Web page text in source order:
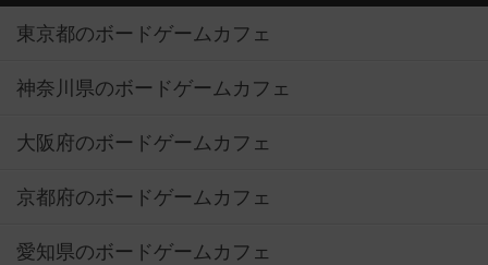
東京都のボードゲームカフェ
神奈川県のボードゲームカフェ
大阪府のボードゲームカフェ
京都府のボードゲームカフェ
愛知県のボードゲームカフェ